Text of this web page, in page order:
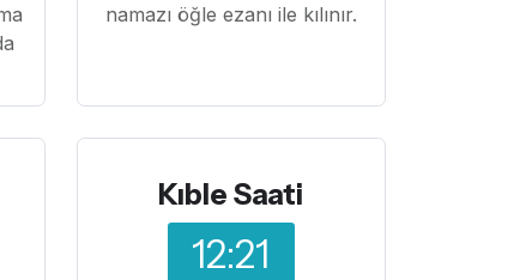
namazı öğle ezanı ile kılınır.
Kıble Saati
12:21